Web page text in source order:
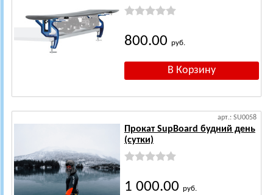
800.00 руб.
арт.: SU0058
Прокат SupBoard будний день
(сутки)
1 000.00 руб.